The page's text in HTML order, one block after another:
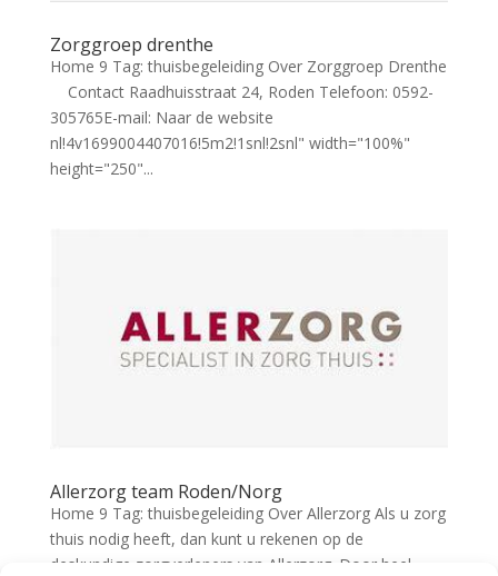
Zorggroep drenthe
Home 9 Tag: thuisbegeleiding Over Zorggroep Drenthe
Contact Raadhuisstraat 24, Roden Telefoon: 0592-
305765E-mail: Naar de website
nl!4v1699004407016!5m2!1snl!2snl" width="100%"
height="250"...
Allerzorg team Roden/Norg
Home 9 Tag: thuisbegeleiding Over Allerzorg Als u zorg
thuis nodig heeft, dan kunt u rekenen op de
deskundige zorgverleners van Allerzorg. Door heel